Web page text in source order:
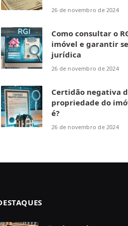
26 de novembro de 2024
Como consultar o
imóvel e garantir
jurídica
26 de novembro de 2024
Certidão negativa
propriedade do
é?
26 de novembro de 2024